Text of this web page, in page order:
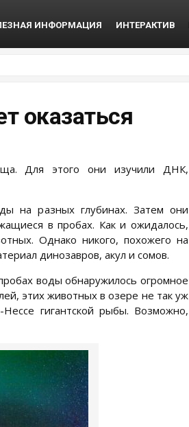
ИНФОРМАЦИЯ ИНТЕРАКТИВ
оказаться
Для этого они изучили ДНК,
на разных глубинах. Затем они
в пробах. Как и ожидалось,
Однако никого, похожего на
динозавров, акул и сомов.
воды обнаружилось огромное
этих животных в озере не так уж
гигантской рыбы. Возможно,